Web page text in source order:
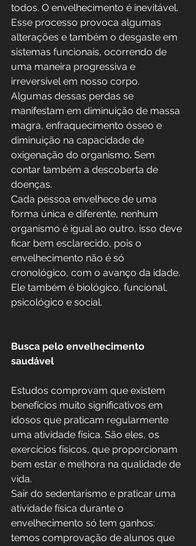
todos. O envelhecimento é inevitável.
Esse processo provoca algumas
alterações e também o desgaste em
sistemas funcionais, ocorrendo de
uma maneira progressiva e
irreversível em nosso corpo.
Algumas dessas perdas se
manifestam em diminuição de massa
magra, enfraquecimento ósseo e
diminuição na capacidade de
oxigenação do organismo. Sem
contar também a descoberta de
doenças.
Cada pessoa envelhece de uma
forma única e diferente, nenhum
organismo é igual ao outro, isso deve
ficar bem esclarecido, pois o
envelhecimento não é só
cronológico, com o avanço da idade.
Ele também é biológico, funcional,
psicológico e social.
Busca pelo envelhecimento
saudável
Estudos comprovam que existem
benefícios muito significativos em
idosos que praticam regularmente
uma atividade física. São eles, os
exercícios físicos, que proporcionam
bem estar e melhora na qualidade de
vida.
Sair do sedentarismo e praticar uma
atividade física durante o
envelhecimento só tem ganhos:
temos comprovação de alunos que